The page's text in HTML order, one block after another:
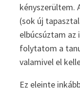
kényszerültem.
(sok új
elbúcsúztam
folytatom a
valamivel el
Ez eleinte